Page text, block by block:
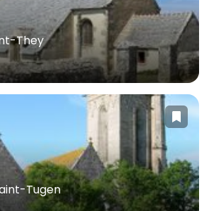
They
Tugen